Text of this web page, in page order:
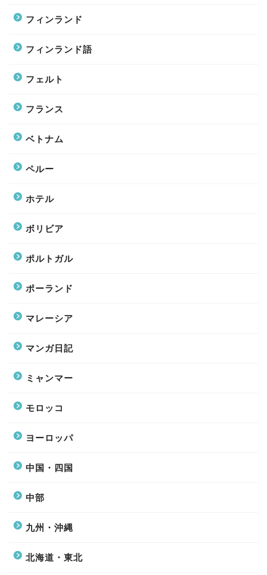
フィンランド
フィンランド語
フェルト
フランス
ベトナム
ペルー
ホテル
ボリビア
ポルトガル
ポーランド
マレーシア
マンガ日記
ミャンマー
モロッコ
ヨーロッパ
中国・四国
中部
九州・沖縄
北海道・東北